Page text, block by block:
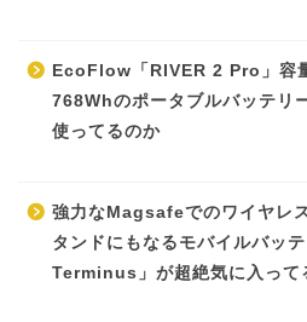
EcoFlow「RIVER 2 Pro」容
768Whのポータブルバッテリ
使ってるのか
強力なMagsafeでのワイヤレ
タンドにもなるモバイルバッ
Terminus」が超絶気に入って